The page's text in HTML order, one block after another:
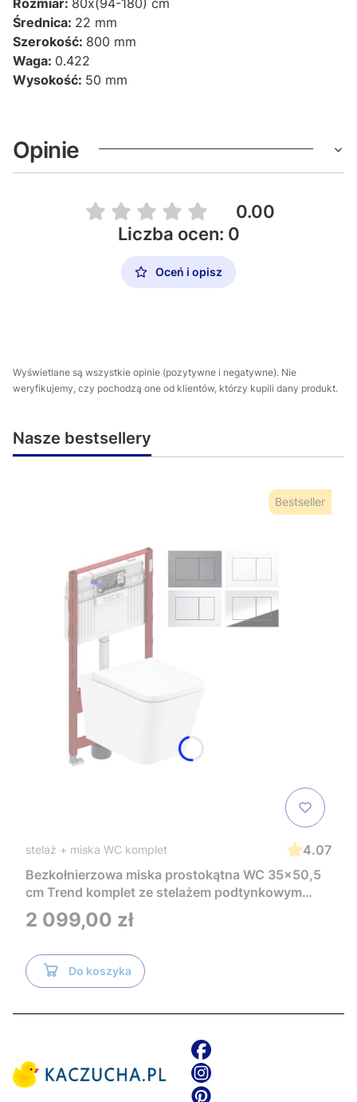
Rozmiar: 80x(94-180) cm
Średnica: 22 mm
Szerokość: 800 mm
Waga: 0.422
Wysokość: 50 mm
Opinie
0.00
Liczba ocen: 0
Oceń i opisz
Wyświetlane są wszystkie opinie (pozytywne i negatywne). Nie
weryfikujemy, czy pochodzą one od klientów, którzy kupili dany produkt.
Nasze bestsellery
Bestseller
stelaż + miska WC komplet
4.07
Bezkołnierzowa miska prostokątna WC 35x50,5
cm Trend komplet ze stelażem podtynkowym
Tece i czarnym przyciskiem TeceNow
TR2216+Tece
Cena
2 099,00 zł
Do koszyka